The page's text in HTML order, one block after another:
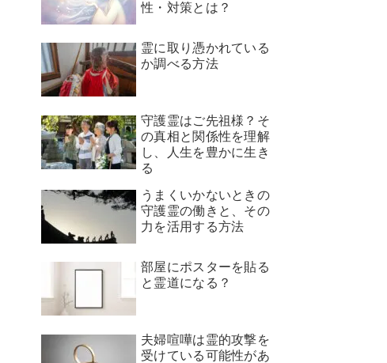
性・対策とは？
霊に取り憑かれている
か調べる方法
守護霊はご先祖様？そ
の真相と関係性を理解
し、人生を豊かに生き
る
うまくいかないときの
守護霊の働きと、その
力を活用する方法
部屋にポスターを貼る
と霊道になる？
夫婦喧嘩は霊的攻撃を
受けている可能性があ